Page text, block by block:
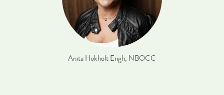
Anita Hokholt Engh, NBOCC